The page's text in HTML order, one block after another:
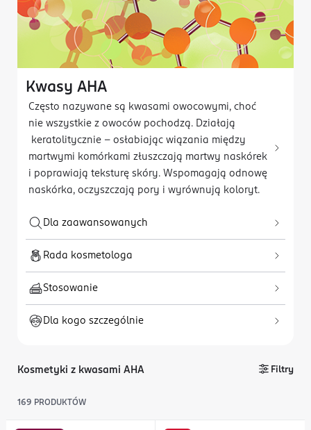
Kwasy AHA
Często nazywane są kwasami owocowymi, choć
nie wszystkie z owoców pochodzą. Działają
keratolitycznie - osłabiając wiązania między
martwymi komórkami złuszczają martwy naskórek
i poprawiają teksturę skóry. Wspomagają odnowę
naskórka, oczyszczają pory i wyrównują koloryt.
Dla zaawansowanych
Rada kosmetologa
Stosowanie
Dla kogo szczególnie
Kosmetyki z kwasami AHA Filtry
169 PRODUKTÓW